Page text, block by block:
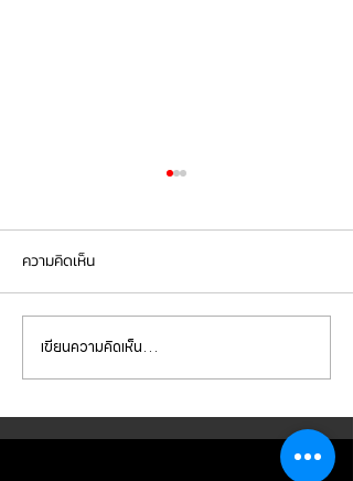
Mercedes Benz E350e เข้า
รับบริการเปลี่ยนจานเบรก ผ้า
เบรกหน้า พร้อมเซ็นเซอร์
ความคิดเห็น
เขียนความคิดเห็น…